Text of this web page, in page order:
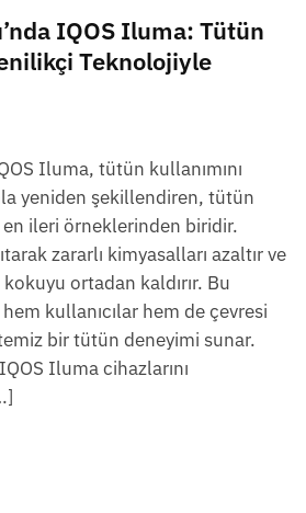
IQOS Iluma: Tütün
Teknolojiyle
Iluma, tütün kullanımını
yeniden şekillendiren, tütün
en ileri örneklerinden biridir.
zararlı kimyasalları azaltır ve
ortadan kaldırır. Bu
kullanıcılar hem de çevresi
bir tütün deneyimi sunar.
Iluma cihazlarını